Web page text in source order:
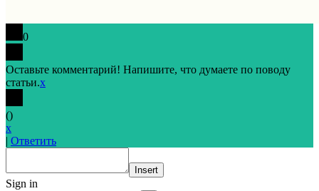
0
Оставьте комментарий! Напишите, что думаете по поводу
статьи.x
()
x
| Ответить
Insert
Sign in